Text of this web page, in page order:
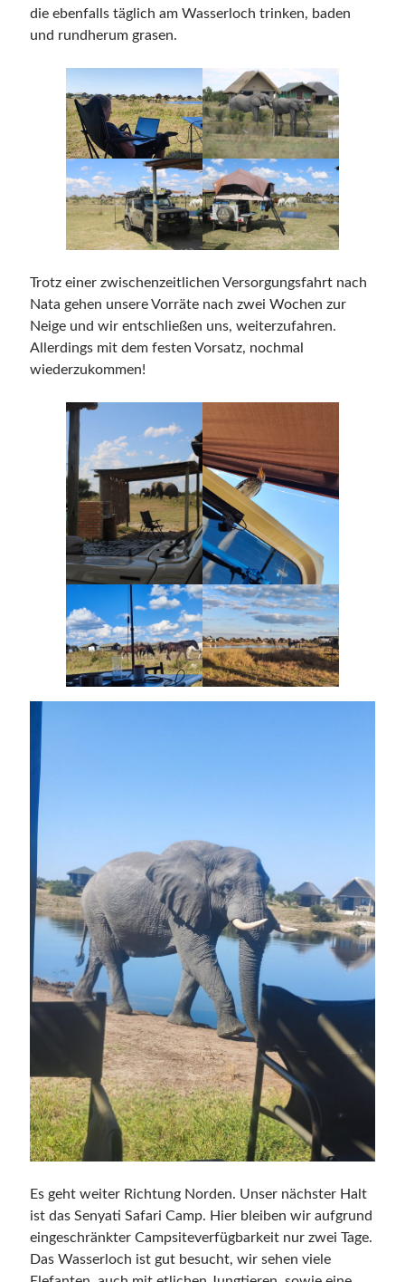
die ebenfalls täglich am Wasserloch trinken, baden
und rundherum grasen.
Trotz einer zwischenzeitlichen Versorgungsfahrt nach
Nata gehen unsere Vorräte nach zwei Wochen zur
Neige und wir entschließen uns, weiterzufahren.
Allerdings mit dem festen Vorsatz, nochmal
wiederzukommen!
Es geht weiter Richtung Norden. Unser nächster Halt
ist das Senyati Safari Camp. Hier bleiben wir aufgrund
eingeschränkter Campsiteverfügbarkeit nur zwei Tage.
Das Wasserloch ist gut besucht, wir sehen viele